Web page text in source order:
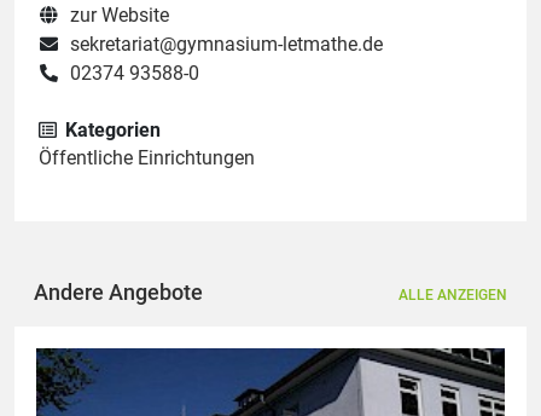
zur Website
sekretariat@gymnasium-letmathe.de
02374 93588-0
Kategorien
Öffentliche Einrichtungen
Andere Angebote ALLE ANZEIGEN